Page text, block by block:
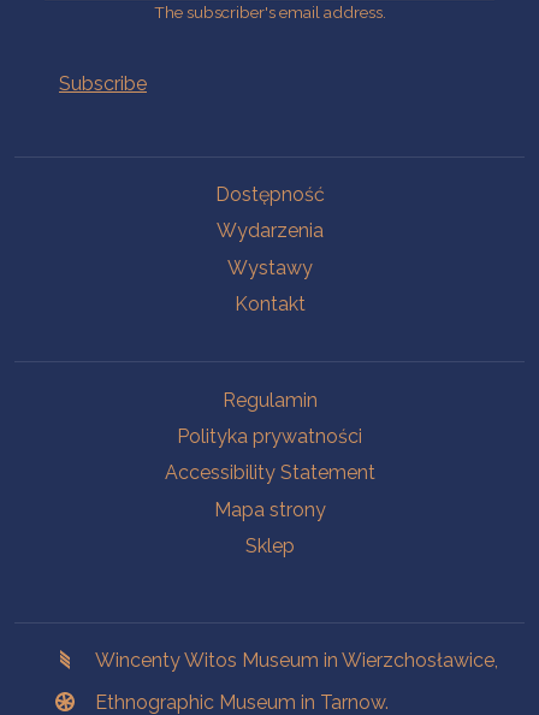
The subscriber's email address.
Dostępność
Wydarzenia
Wystawy
Kontakt
Regulamin
Polityka prywatności
Accessibility Statement
Mapa strony
Sklep
Wincenty Witos Museum in Wierzchosławice,
Ethnographic Museum in Tarnow.